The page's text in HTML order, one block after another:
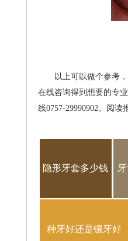
以上可以做个参考，
在线咨询得到想要的专
线0757-29990902。阅读
隐形牙套多少钱
种牙好还是镶牙好